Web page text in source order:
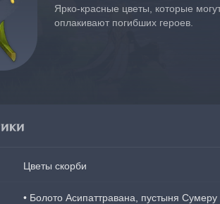
Ярко-красные цветы, которые
оплакивают погибших героев.
Цветы скорби
• Болото Асипаттравана, пустыня Сумеру